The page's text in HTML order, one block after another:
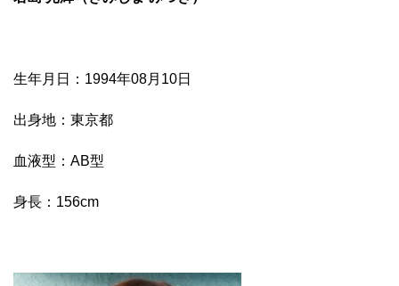
生年月日：1994年08月10日
出身地：東京都
血液型：AB型
身長：156cm